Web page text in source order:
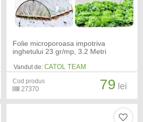
Folie microporoasa impotriva
inghetului 23 gr/mp, 3.2 Metri
Vandut de: CATOL TEAM
Cod produs
27370 79 lei